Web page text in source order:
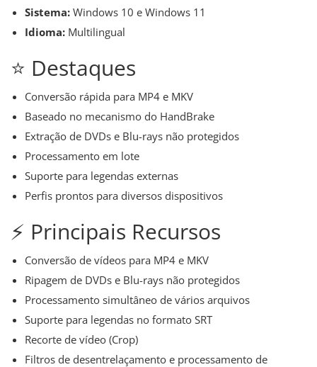
Sistema: Windows 10 e Windows 11
Idioma: Multilingual
⭐ Destaques
Conversão rápida para MP4 e MKV
Baseado no mecanismo do HandBrake
Extração de DVDs e Blu-rays não protegidos
Processamento em lote
Suporte para legendas externas
Perfis prontos para diversos dispositivos
⚡ Principais Recursos
Conversão de vídeos para MP4 e MKV
Ripagem de DVDs e Blu-rays não protegidos
Processamento simultâneo de vários arquivos
Suporte para legendas no formato SRT
Recorte de vídeo (Crop)
Filtros de desentrelaçamento e processamento de